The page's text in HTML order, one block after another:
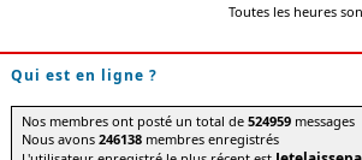
Toutes les heures
Qui est en ligne ?
Nos membres ont posté un total de524959 messages
Nous avons246138 membres enregistrés